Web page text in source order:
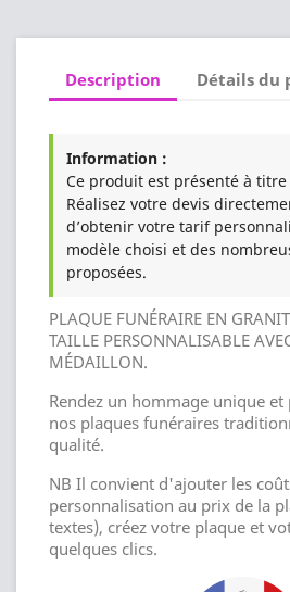
Description Détails du
Information :
Ce produit est présenté à
Réalisez votre devis
d’obtenir votre tarif
modèle choisi et des
proposées.
PLAQUE FUNÉRAIRE EN
TAILLE PERSONNALISABLE
MÉDAILLON.
Rendez un hommage unique et
nos plaques funéraires
qualité.
NB Il convient d'ajouter les
personnalisation au prix de la
textes), créez votre plaque et
quelques clics.